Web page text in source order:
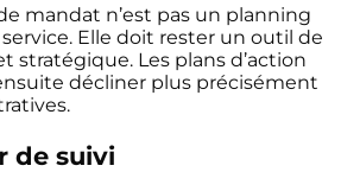
mandat n’est pas un planning
Elle doit rester un outil de
stratégique. Les plans d’action
décliner plus précisément
de suivi